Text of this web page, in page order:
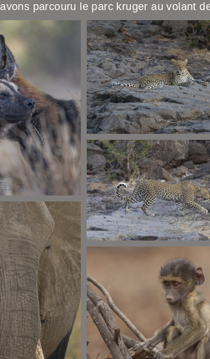
parcouru le parc kruger au volant